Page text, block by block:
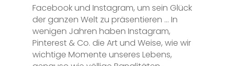
Facebook und Instagram, um sein Glück
der ganzen Welt zu präsentieren … In
wenigen Jahren haben Instagram,
Pinterest & Co. die Art und Weise, wie wir
wichtige Momente unseres Lebens,